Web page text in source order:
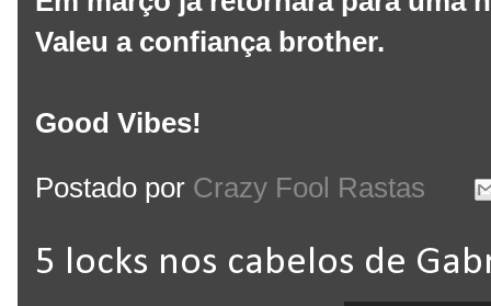
Valeu a confiança brother.
Good Vibes!
Postado por Crazy Fool Rastas
5 locks nos cabelos de